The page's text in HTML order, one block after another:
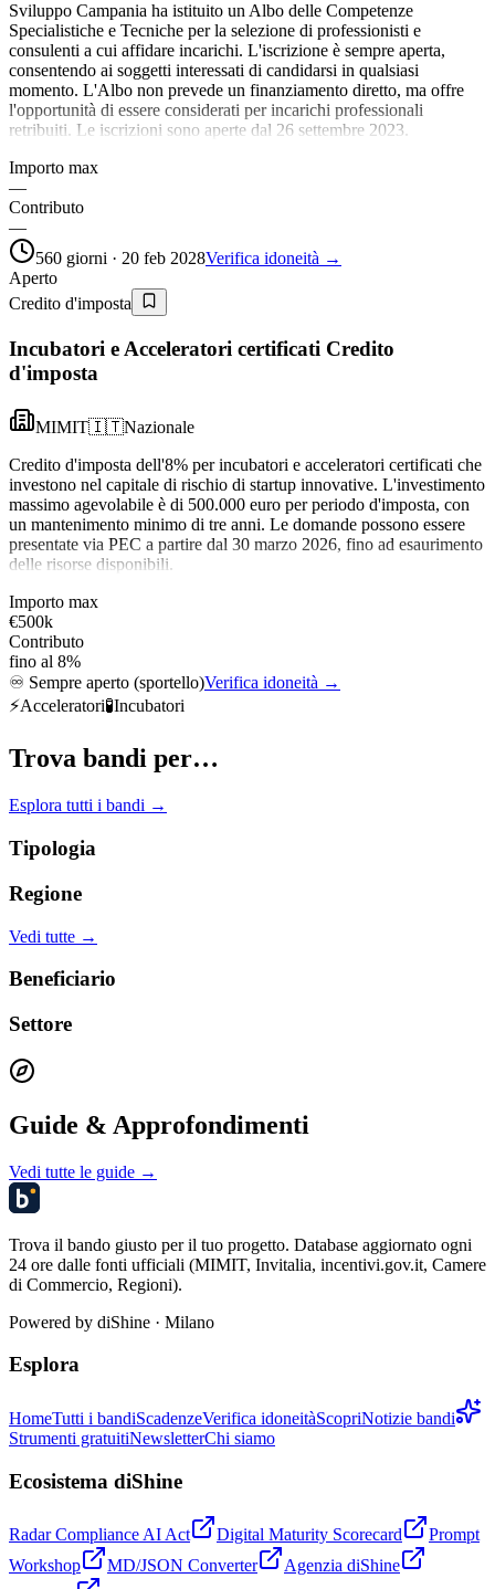
Sviluppo Campania ha istituito un Albo delle Competenze
Specialistiche e Tecniche per la selezione di professionisti e
consulenti a cui affidare incarichi. L'iscrizione è sempre aperta,
consentendo ai soggetti interessati di candidarsi in qualsiasi
momento. L'Albo non prevede un finanziamento diretto, ma offre
l'opportunità di essere considerati per incarichi professionali
retribuiti. Le iscrizioni sono aperte dal 26 settembre 2023.
Importo max
—
Contributo
—
560 giorni · 20 feb 2028Verifica idoneità →
Aperto
Credito d'imposta
Incubatori e Acceleratori certificati Credito
d'imposta
MIMIT🇮🇹Nazionale
Credito d'imposta dell'8% per incubatori e acceleratori certificati che
investono nel capitale di rischio di startup innovative. L'investimento
massimo agevolabile è di 500.000 euro per periodo d'imposta, con
un mantenimento minimo di tre anni. Le domande possono essere
presentate via PEC a partire dal 30 marzo 2026, fino ad esaurimento
delle risorse disponibili.
Importo max
€500k
Contributo
fino al 8%
♾️ Sempre aperto (sportello)Verifica idoneità →
⚡Acceleratori🧪Incubatori
Trova bandi per…
Esplora tutti i bandi →
Tipologia
Regione
Vedi tutte →
Beneficiario
Settore
Guide & Approfondimenti
Vedi tutte le guide →
Trova il bando giusto per il tuo progetto. Database aggiornato ogni
24 ore dalle fonti ufficiali (MIMIT, Invitalia, incentivi.gov.it, Camere
di Commercio, Regioni).
Powered by diShine · Milano
Esplora
HomeTutti i bandiScadenzeVerifica idoneitàScopriNotizie bandi
Strumenti gratuitiNewsletterChi siamo
Ecosistema diShine
Radar Compliance AI Act Digital Maturity Scorecard
Prompt
Workshop
MD/JSON Converter
Agenzia diShine